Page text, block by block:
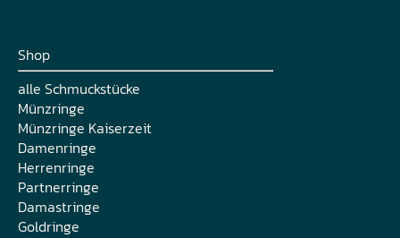
Shop
alle Schmuckstücke
Münzringe
Münzringe Kaiserzeit
Damenringe
Herrenringe
Partnerringe
Damastringe
Goldringe